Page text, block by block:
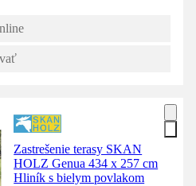
Zastrešenie terasy SKAN
HOLZ Genua 434 x 257 cm
Hliník s bielym povlakom